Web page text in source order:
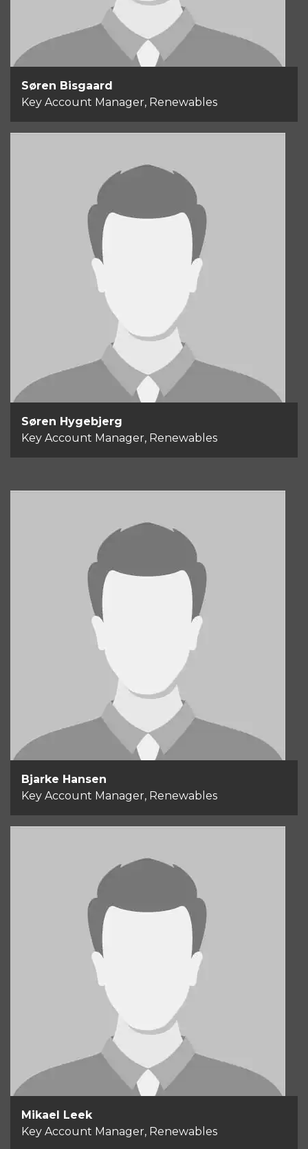
Søren Bisgaard
Key Account Manager, Renewables
Søren Hygebjerg
Key Account Manager, Renewables
Søren Hygebjerg
Key Account Manager, Renewables
+45 40 90 50 09
Bjarke Hansen
Key Account Manager, Renewables
Bjarke Hansen
Key Account Manager, Renewables
+1 251 284 0128
Mikael Leek
Key Account Manager, Renewables
Mikael Leek
Key Account Manager, Renewables
+46 707 920 224